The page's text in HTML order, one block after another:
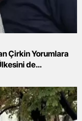
Çirkin Yorumlara
de